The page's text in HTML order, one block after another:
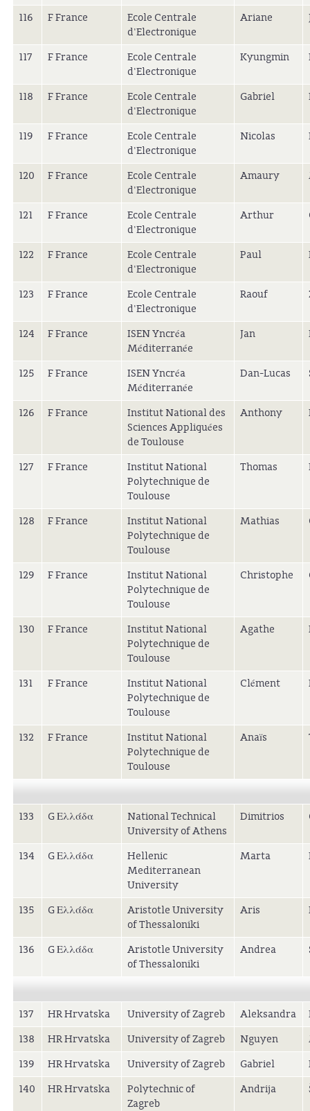
116 F France
Ecole Centrale
d'Electronique
Ariane
117 F France
Ecole Centrale
d'Electronique
Kyungmin
118 F France
Ecole Centrale
d'Electronique
Gabriel
119 F France
Ecole Centrale
d'Electronique
Nicolas
120 F France
Ecole Centrale
d'Electronique
Amaury
121 F France
Ecole Centrale
d'Electronique
Arthur
122 F France
Ecole Centrale
d'Electronique
Paul
123 F France
Ecole Centrale
d'Electronique
Raouf
124 F France
ISEN Yncréa
Méditerranée
Jan
125 F France
ISEN Yncréa
Méditerranée
Dan-Lucas
126 F France
Institut National des
Sciences Appliquées
de Toulouse
Anthony
127 F France
Institut National
Polytechnique de
Toulouse
Thomas
128 F France
Institut National
Polytechnique de
Toulouse
Mathias
129 F France
Institut National
Polytechnique de
Toulouse
Christophe
130 F France
Institut National
Polytechnique de
Toulouse
Agathe
131 F France
Institut National
Polytechnique de
Toulouse
Clément
132 F France
Institut National
Polytechnique de
Toulouse
Anaïs
133 G Ελλάδα
National Technical
University of Athens
Dimitrios
134 G Ελλάδα
Hellenic
Mediterranean
University
Marta
135 G Ελλάδα
Aristotle University
of Thessaloniki
Aris
136 G Ελλάδα
Aristotle University
of Thessaloniki
Andrea
137 HR Hrvatska University of Zagreb Aleksandra
138
HR Hrvatska University of Zagreb Nguyen
139
HR Hrvatska University of Zagreb Gabriel
140
HR Hrvatska
Polytechnic of
Zagreb
Andrija